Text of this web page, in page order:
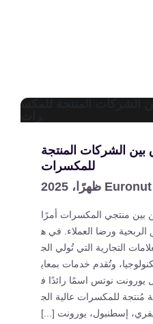
الشركات المنتجة
للمكسرات
Euronut
بين منتجي المكسرات أمرًا
الربحية ورضا العملاء. في ه
التجارية التي تُولي الج
وتُقدم خدمات بمعاي
يورونت نوتس اسمًا رائدًا ف
للمكسرات عالية الج
إسطنبول، يورونت [...]